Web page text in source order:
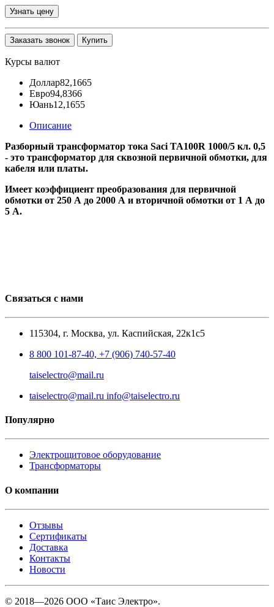
Узнать цену
Заказать звонок Купить
Курсы валют
Доллар82,1665
Евро94,8366
Юань12,1655
Описание
Разборный трансформатор тока Saci TA100R 1000/5 кл. 0,5
- это трансформатор для сквозной первичной обмотки, для
кабеля или платы.
Имеет коэффициент преобразования для первичной
обмотки от 250 А до 2000 А и вторичной обмотки от 1 А до
5 А.
Связаться с нами
115304, г. Москва, ул. Каспийская, 22к1с5
8 800 101-87-40, +7 (906) 740-57-40
taiselectro@mail.ru
taiselectro@mail.ru info@taiselectro.ru
Популярно
Электрощитовое оборудование
Трансформаторы
О компании
Отзывы
Сертификаты
Доставка
Контакты
Новости
© 2018—2026 ООО «Таис Электро».